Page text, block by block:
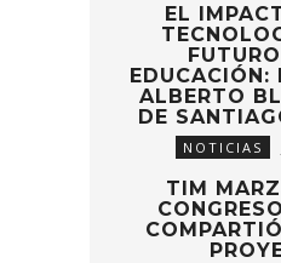
EL
EDUCACIÓN:
ALBERTO
DE
NOTICIAS
TIM